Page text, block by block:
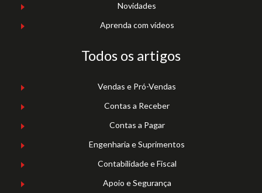
Novidades
Aprenda com vídeos
Todos os artigos
Vendas e Pró-Vendas
Contas a Receber
Contas a Pagar
Engenharia e Suprimentos
Contabilidade e Fiscal
Apoio e Segurança